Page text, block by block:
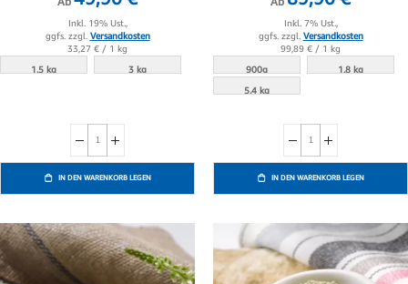
Inkl. 19% Ust.,
ggfs. zzgl. Versandkosten
33,27 € / 1 kg
1.5 kg
3 kg
IN DEN WARENKORB LEGEN
Inkl. 7% Ust.,
ggfs. zzgl. Versandkosten
99,89 € / 1 kg
900g
1.8 kg
5.4 kg
IN DEN WARENKORB LEGEN